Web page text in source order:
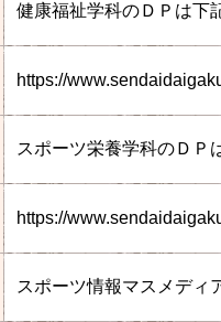
健康福祉学科のＤＰは下
https://
スポーツ栄養学科のＤＰ
https://
スポーツ情報マスメディ